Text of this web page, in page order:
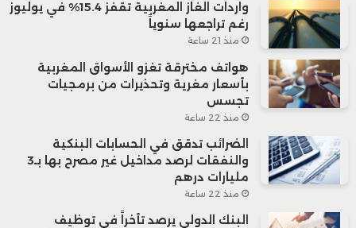
واردات الغاز المغربية تقفز 15.4% في يوليوز
رغم تراجعها سنوياً
منذ 21 ساعة
هواتف مخترقة تغزو الأسواق المغربية
بأسعار مغرية وتحذيرات من برمجيات
تجسس
منذ 22 ساعة
الضرائب تدقق في الحسابات البنكية
والنفقات لرصد مداخيل غير مصرح بها بـ3
مليارات درهم
منذ 22 ساعة
البنك الدولي يرصد تأخراً في توظيف